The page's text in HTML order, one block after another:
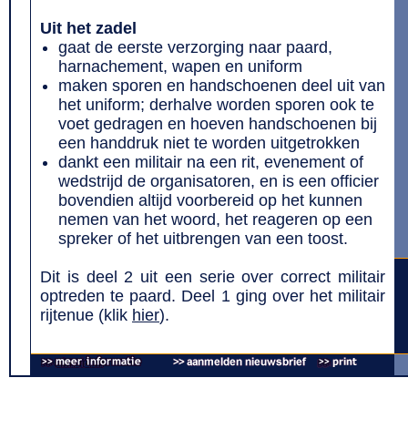
Uit het zadel
gaat de eerste verzorging naar paard,
harnachement, wapen en uniform
maken sporen en handschoenen deel uit van
het uniform; derhalve worden sporen ook te
voet gedragen en hoeven handschoenen bij
een handdruk niet te worden uitgetrokken
dankt een militair na een rit, evenement of
wedstrijd de organisatoren, en is een officier
bovendien altijd voorbereid op het kunnen
nemen van het woord, het reageren op een
spreker of het uitbrengen van een toost.
Dit is deel 2 uit een serie over correct militair
optreden te paard. Deel 1 ging over het militair
rijtenue (klik hier).